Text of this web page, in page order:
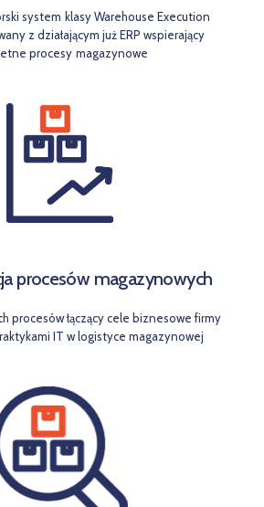
system klasy Warehouse Execution
z działającym już ERP wspierający
procesy magazynowe
procesów magazynowych
procesów łączący cele biznesowe firmy
IT w logistyce magazynowej